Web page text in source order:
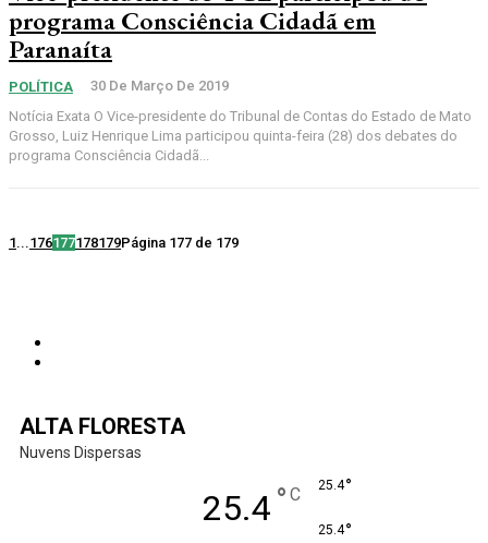
programa Consciência Cidadã em
Paranaíta
POLÍTICA
30 De Março De 2019
Notícia Exata O Vice-presidente do Tribunal de Contas do Estado de Mato
Grosso, Luiz Henrique Lima participou quinta-feira (28) dos debates do
programa Consciência Cidadã...
1... 176177178179Página 177 de 179
ALTA FLORESTA
Nuvens Dispersas
25.4 ° C 25.4°
25.4°